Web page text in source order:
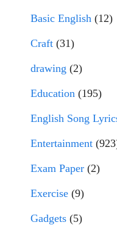
Basic English (12)
Craft (31)
drawing (2)
Education (195)
English Song
Entertainment
Exam Paper (2)
Exercise (9)
Gadgets (5)